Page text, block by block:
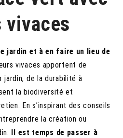
jardin et à en faire un lieu de
vivaces apportent de
jardin, de la durabilité à
la biodiversité et
En s’inspirant des conseils
la création ou
Il est temps de passer à